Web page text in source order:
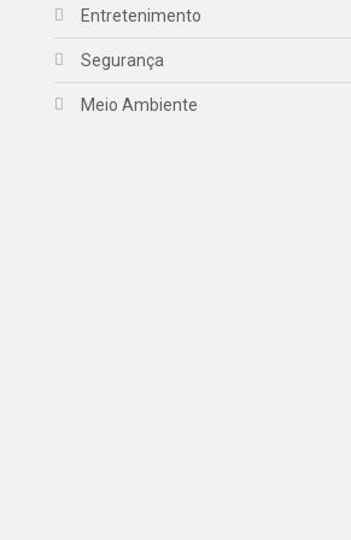
Entretenimento
Segurança
Meio Ambiente